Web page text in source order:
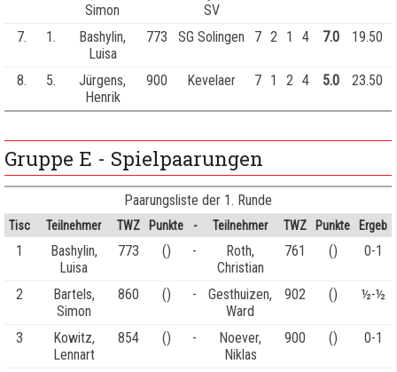
Simon
SV
7. 1.
Bashylin,
Luisa
773 SG Solingen 7 2 1 4 7.0 19.50
8. 5.
Jürgens,
Henrik
900 Kevelaer 7 1 2 4 5.0 23.50
Gruppe E - Spielpaarungen
Paarungsliste der 1. Runde
Tisc Teilnehmer TWZ Punkte - Teilnehmer TWZ Punkte Ergeb
1
Bashylin,
Luisa
773 () -
Roth,
Christian
761 () 0-1
2
Bartels,
Simon
860 () -
Gesthuizen,
Ward
902 () ½-½
3
Kowitz,
Lennart
854 () -
Noever,
Niklas
900 () 0-1